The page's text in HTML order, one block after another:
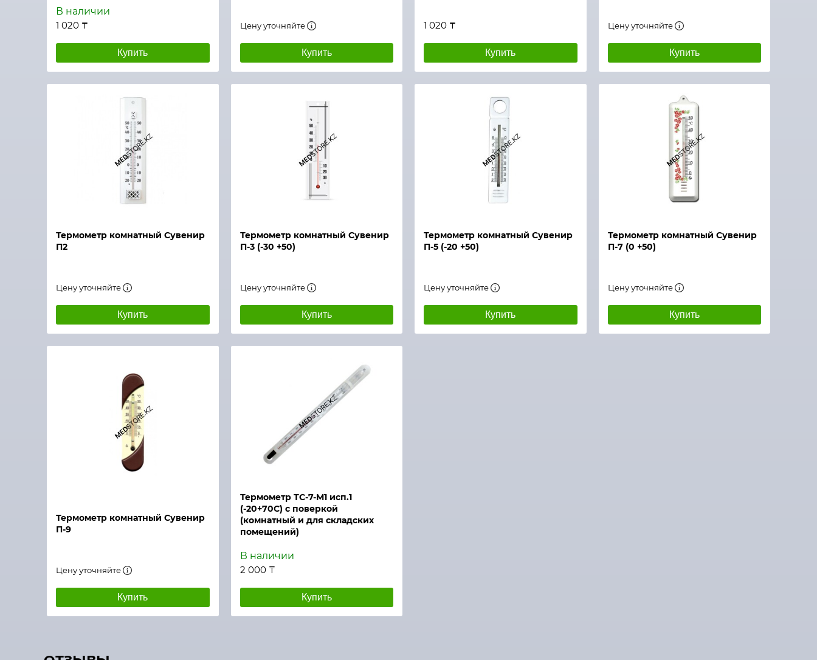
В наличии
1 020 ₸
Купить
Цену уточняйте
Купить
1 020 ₸
Купить
Цену уточняйте
Купить
Термометр комнатный Сувенир
П2
Цену уточняйте
Купить
Быстрый просмотр
Термометр комнатный Сувенир
П-3 (-30 +50)
Цену уточняйте
Купить
Термометр комнатный Сувенир
П-5 (-20 +50)
Цену уточняйте
Купить
Термометр комнатный Сувенир
П-7 (0 +50)
Цену уточняйте
Купить
Термометр комнатный Сувенир
П-9
Цену уточняйте
Купить
Быстрый просмотр
Термометр ТС-7-М1 исп.1
(-20+70С) с поверкой
(комнатный и для складских
помещений)
В наличии
2 000 ₸
Купить